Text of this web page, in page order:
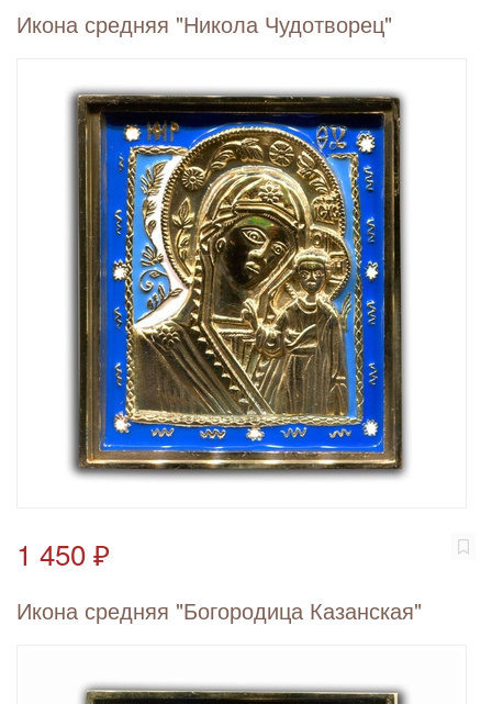
Икона средняя "Никола Чудотворец"
1 450 ₽
Икона средняя "Богородица Казанская"